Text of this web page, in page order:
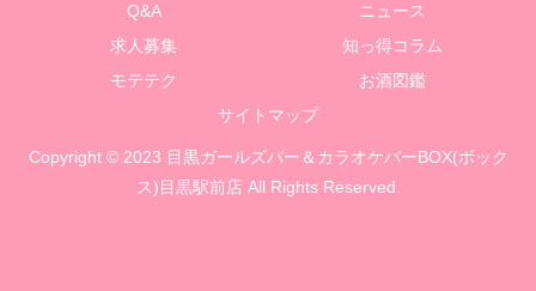
Q&A
ニュース
求人募集
知っ得コラム
モテテク
お酒図鑑
サイトマップ
Copyright © 2023 目黒ガールズバー＆カラオケバーBOX(ボック
ス)目黒駅前店 All Rights Reserved.